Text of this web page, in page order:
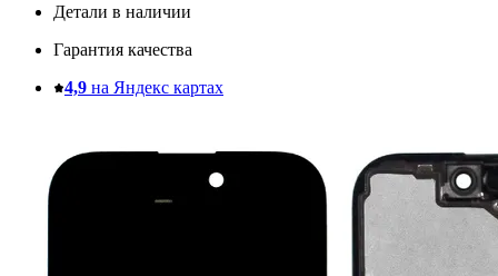
Детали в наличии
Гарантия качества
4,9 на Яндекс картах